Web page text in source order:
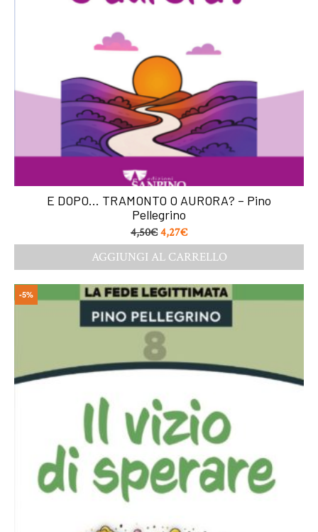
E DOPO… TRAMONTO O AURORA? – Pino
Pellegrino
4,50€4,27€
AGGIUNGI AL CARRELLO
-5%